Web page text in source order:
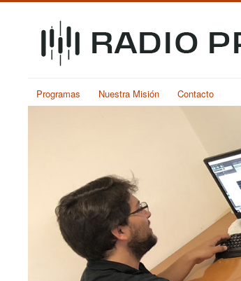
Programas Nuestra Misión Contacto